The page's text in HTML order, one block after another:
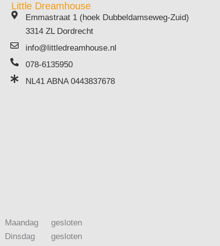
Little Dreamhouse
Emmastraat 1 (hoek Dubbeldamseweg-Zuid)
3314 ZL Dordrecht
info@littledreamhouse.nl
078-6135950
NL41 ABNA 0443837678
Maandag
Dinsdag
gesloten
gesloten